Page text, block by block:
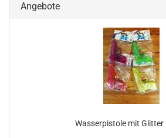
Angebote
Wasserpistole mit Glitter